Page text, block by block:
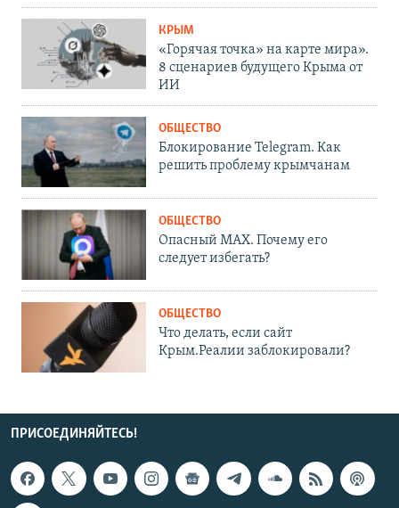
КРЫМ
«Горячая точка» на карте мира».
8 сценариев будущего Крыма от
ИИ
ОБЩЕСТВО
Блокирование Telegram. Как
решить проблему крымчанам
ОБЩЕСТВО
Опасный MAX. Почему его
следует избегать?
ОБЩЕСТВО
Что делать, если сайт
Крым.Реалии заблокировали?
ПРИСОЕДИНЯЙТЕСЬ!